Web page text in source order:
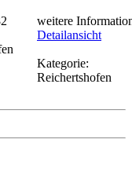
weitere
Detailansicht
Kategorie:
Reichertshofen